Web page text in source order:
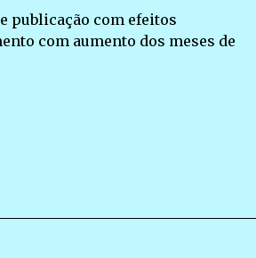
publicação com efeitos
com aumento dos meses de